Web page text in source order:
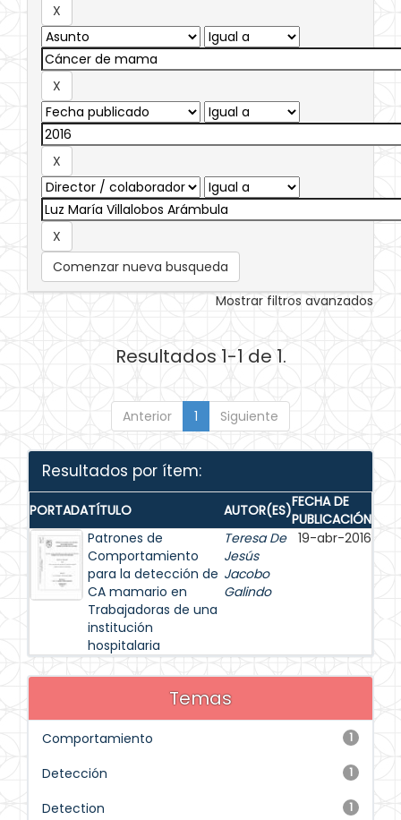
Comenzar nueva busqueda
Mostrar filtros avanzados
Resultados 1-1 de 1.
Anterior 1 Siguiente
Resultados por ítem:
PORTADATÍTULO AUTOR(ES)FECHA DE
PUBLICACIÓN
Patrones de
Comportamiento
para la detección de
CA mamario en
Trabajadoras de una
institución
hospitalaria
Teresa De
Jesús
Jacobo
Galindo
19-abr-2016
Temas
1
Comportamiento
1
Detección
1
Detection